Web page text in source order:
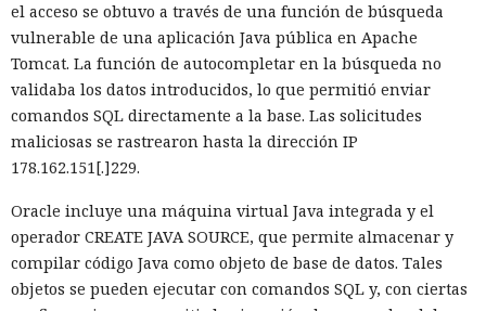
aún no se confirman en los datos: según el director general
de Vercel, Guillermo Rauch, este año el número de
descargas del framework superó los mil millones — casi el
doble del año pasado, que fue de alrededor de 520 millones.
El sonado hackeo a Snowflake
no quedó impune: detenido el
autor, ya espera sentencia en
una celda.
10:34 / 07.08.2026
Hombre podría afrontar hasta 32 años de prisión por filtrar
el acceso se obtuvo a través de una función de búsqueda
vulnerable de una aplicación Java pública en Apache
Tomcat. La función de autocompletar en la búsqueda no
validaba los datos introducidos, lo que permitió enviar
comandos SQL directamente a la base. Las solicitudes
maliciosas se rastrearon hasta la dirección IP
178.162.151[.]229.
Oracle incluye una máquina virtual Java integrada y el
operador CREATE JAVA SOURCE, que permite almacenar y
compilar código Java como objeto de base de datos. Tales
objetos se pueden ejecutar con comandos SQL y, con ciertas